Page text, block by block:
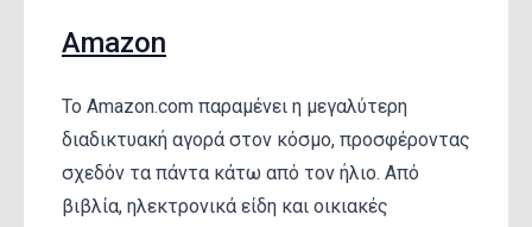
Amazon
Το Amazon.com παραμένει η μεγαλύτερη
διαδικτυακή αγορά στον κόσμο, προσφέροντας
σχεδόν τα πάντα κάτω από τον ήλιο. Από
βιβλία, ηλεκτρονικά είδη και οικιακές